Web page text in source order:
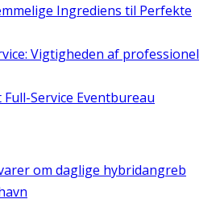
Ingrediens til Perfekte
Vigtigheden af professionel
Service Eventbureau
om daglige hybridangreb